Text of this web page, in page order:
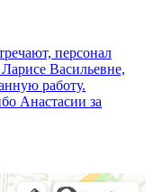
персонал
Васильевне,
работу.
Анастасии за